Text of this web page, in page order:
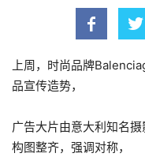
上周，时尚品牌
品宣传造势，
广告大片由意大利知名
构图整齐，强调对称，